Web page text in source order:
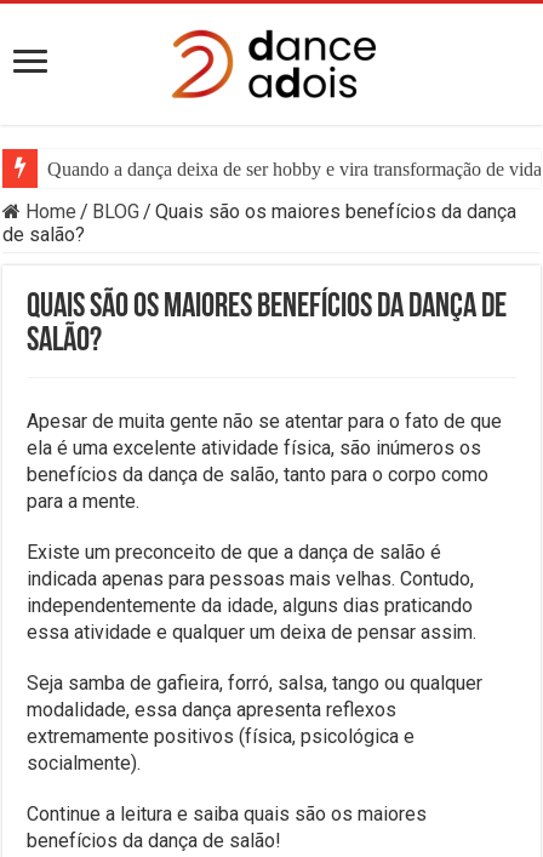
Quando a dança deixa de ser hobby e vira transformação de
Home / BLOG/ Quais são os maiores benefícios da dança
de salão?
Quais são os maiores benefícios da dança de
salão?
Apesar de muita gente não se atentar para o fato de que
ela é uma excelente atividade física, são inúmeros os
benefícios da dança de salão, tanto para o corpo como
para a mente.
Existe um preconceito de que a dança de salão é
indicada apenas para pessoas mais velhas. Contudo,
independentemente da idade, alguns dias praticando
essa atividade e qualquer um deixa de pensar assim.
Seja samba de gafieira, forró, salsa, tango ou qualquer
modalidade, essa dança apresenta reflexos
extremamente positivos (física, psicológica e
socialmente).
Continue a leitura e saiba quais são os maiores
benefícios da dança de salão!